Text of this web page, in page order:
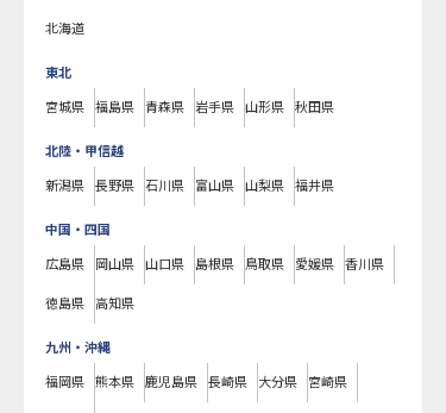
北海道
東北
宮城県 福島県 青森県 岩手県 山形県 秋田県
北陸・甲信越
新潟県 長野県 石川県 富山県 山梨県 福井県
中国・四国
広島県 岡山県 山口県 島根県 鳥取県 愛媛県 香川県
徳島県 高知県
九州・沖縄
福岡県 熊本県 鹿児島県 長崎県 大分県 宮崎県